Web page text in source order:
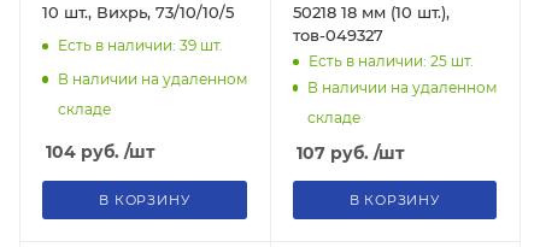
10 шт., Вихрь, 73/10/10/5
Есть в наличии: 39 шт.
В наличии на удаленном
складе
104 руб. /шт
В КОРЗИНУ
50218 18 мм (10 шт.),
тов-049327
Есть в наличии: 25шт.
В наличии на удаленном
складе
107руб. /шт
В КОРЗИНУ